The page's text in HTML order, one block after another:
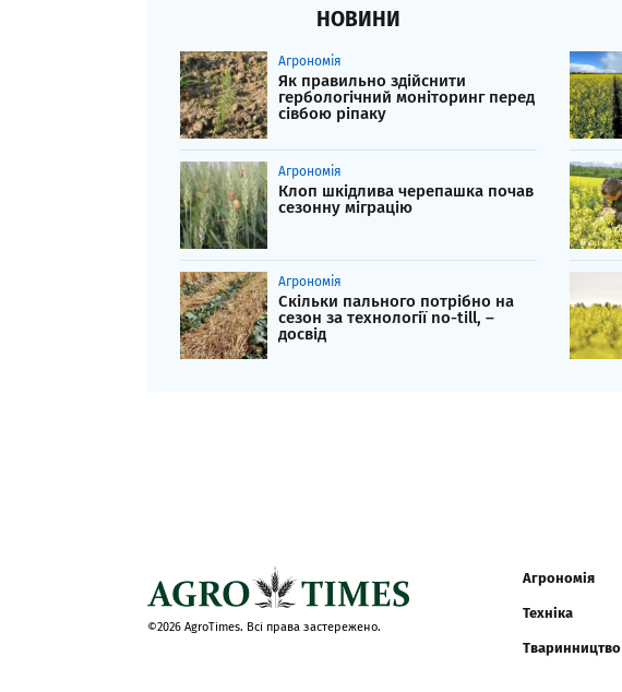
НОВИНИ
Агрономія
Як правильно здійснити
гербологічний моніторинг перед
сівбою ріпаку
Агрономія
Клоп шкідлива черепашка почав
сезонну міграцію
Агрономія
Скільки пального потрібно на
сезон за технології no-till, –
досвід
©2026 AgroTimes. Всі права застережено.
Агрономія
Техніка
Тваринництво